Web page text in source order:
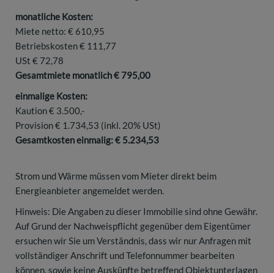
monatliche Kosten:
Miete netto: € 610,95
Betriebskosten € 111,77
USt € 72,78
Gesamtmiete monatlich € 795,00
einmalige Kosten:
Kaution € 3.500,-
Provision € 1.734,53 (inkl. 20% USt)
Gesamtkosten einmalig: € 5.234,53
Strom und Wärme müssen vom Mieter direkt beim
Energieanbieter angemeldet werden.
Hinweis: Die Angaben zu dieser Immobilie sind ohne Gewähr.
Auf Grund der Nachweispflicht gegenüber dem Eigentümer
ersuchen wir Sie um Verständnis, dass wir nur Anfragen mit
vollständiger Anschrift und Telefonnummer bearbeiten
können, sowie keine Auskünfte betreffend Objektunterlagen